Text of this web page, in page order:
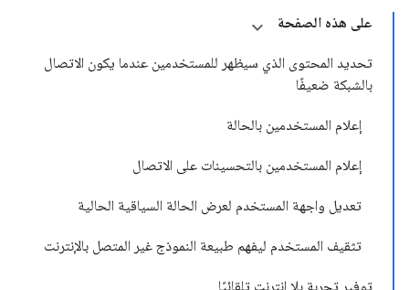
على هذه الصفحة
تحديد المحتوى الذي سيظهر للمستخدمين عندما يكون الاتصال
بالشبكة ضعيفًا
إعلام المستخدمين بالحالة
إعلام المستخدمين بالتحسينات على الاتصال
تعديل واجهة المستخدم لعرض الحالة السياقية الحالية
تثقيف المستخدم ليفهم طبيعة النموذج غير المتصل بالإنترنت
توفير تجربة بلا إنترنت تلقائيًا